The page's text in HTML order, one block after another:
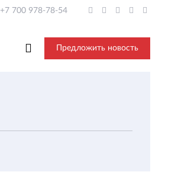
+7 700 978-78-54
Предложить новость